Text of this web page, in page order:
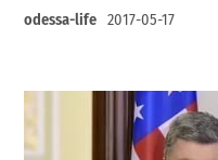
odessa-life 2017-05-17